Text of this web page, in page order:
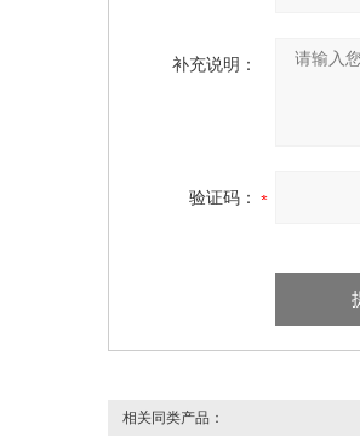
补充说明：
验证码：
相关同类产品：